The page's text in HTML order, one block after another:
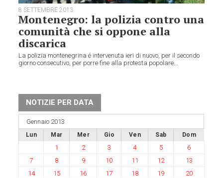
8 SETTEMBRE 2013
Montenegro: la polizia contro una
comunità che si oppone alla
discarica
La polizia montenegrina é intervenuta ieri di nuovo, per il secondo
giorno consecutivo, per porre fine alla protesta popolare...
NOTIZIE PER DATA
Gennaio 2013
Lun Mar Mer Gio Ven Sab Dom
1 2 3 4 5
6
7
8 9 10 11 12
13
14
15 16 17 18 19
20